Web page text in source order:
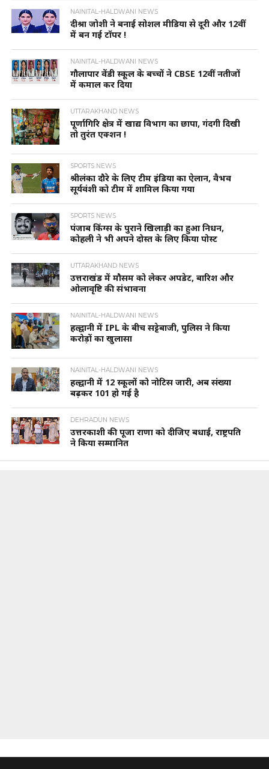
NAINITAL-HALDWANI NEWS
दीश्रा जोशी ने बनाई सोशल मीडिया से दूरी और 12वीं
में बन गई टॉपर !
NAINITAL-HALDWANI NEWS
गौलापार वेंडी स्कूल के बच्चों ने CBSE 12वीं नतीजों
में कमाल कर दिया
UTTARAKHAND NEWS
पूर्णागिरि क्षेत्र में खाद्य विभाग का छापा, गंदगी दिखी
तो तुरंत एक्शन !
SPORTS NEWS
श्रीलंका दौरे के लिए टीम इंडिया का ऐलान, वैभव
सूर्यवंशी को टीम में शामिल किया गया
SPORTS NEWS
पंजाब किंग्स के पुराने खिलाड़ी का हुआ निधन,
कोहली ने भी अपने दोस्त के लिए किया पोस्ट
UTTARAKHAND NEWS
उत्तराखंड में मौसम को लेकर अपडेट, बारिश और
ओलावृष्टि की संभावना
NAINITAL-HALDWANI NEWS
हल्द्वानी में IPL के बीच सट्टेबाजी, पुलिस ने किया
करोड़ों का खुलासा
NAINITAL-HALDWANI NEWS
हल्द्वानी में 12 स्कूलों को नोटिस जारी, अब संख्या
बढ़कर 101 हो गई है
DEHRADUN NEWS
उत्तरकाशी की पूजा राणा को दीजिए बधाई, राष्ट्रपति
ने किया सम्मानित